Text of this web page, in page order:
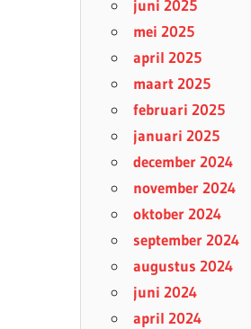
juni 2025
mei 2025
april 2025
maart 2025
februari 2025
januari 2025
december 2024
november 2024
oktober 2024
september 2024
augustus 2024
juni 2024
april 2024